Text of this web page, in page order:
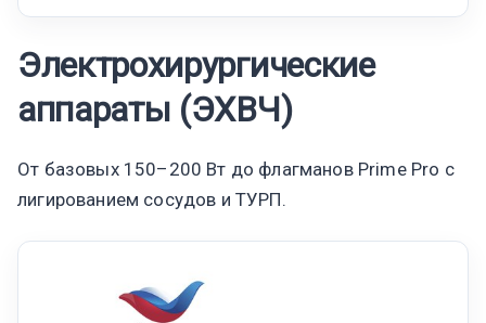
Электрохирургические
аппараты (ЭХВЧ)
От базовых 150–200 Вт до флагманов Prime Pro с
лигированием сосудов и ТУРП.